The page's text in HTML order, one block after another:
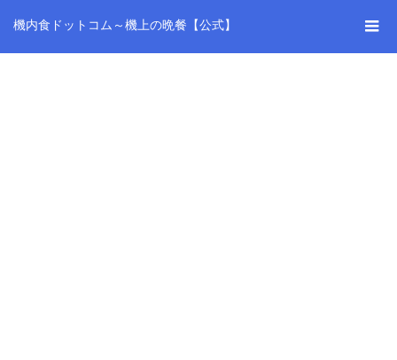
機内食ドットコム～機上の晩餐【公式】